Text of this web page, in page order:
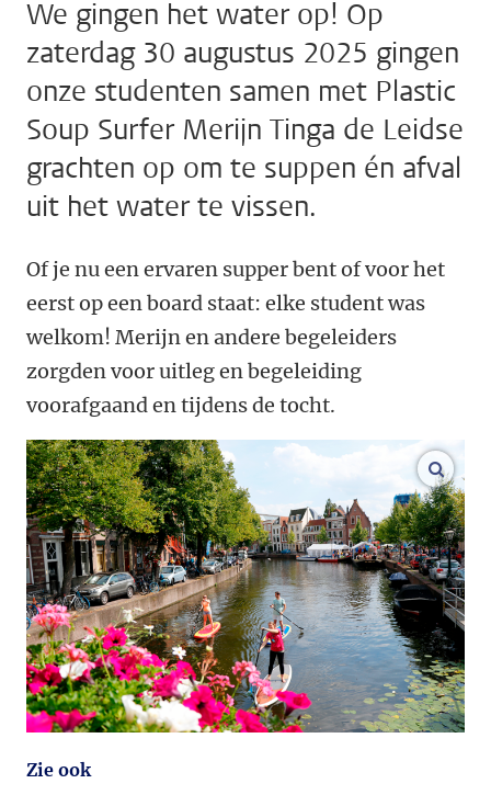
We gingen het water op! Op
zaterdag 30 augustus 2025 gingen
onze studenten samen met Plastic
Soup Surfer Merijn Tinga de Leidse
grachten op om te suppen én afval
uit het water te vissen.
Of je nu een ervaren supper bent of voor het
eerst op een board staat: elke student was
welkom! Merijn en andere begeleiders
zorgden voor uitleg en begeleiding
voorafgaand en tijdens de tocht.
Zie ook